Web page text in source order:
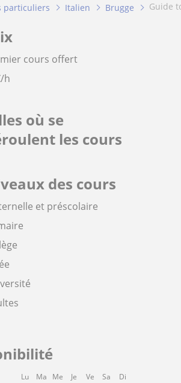
particuliers Italien Brugge guide
cours offert
h
où se
les cours
des cours
et préscolaire
Lu Ma Me Je Ve Sa Di